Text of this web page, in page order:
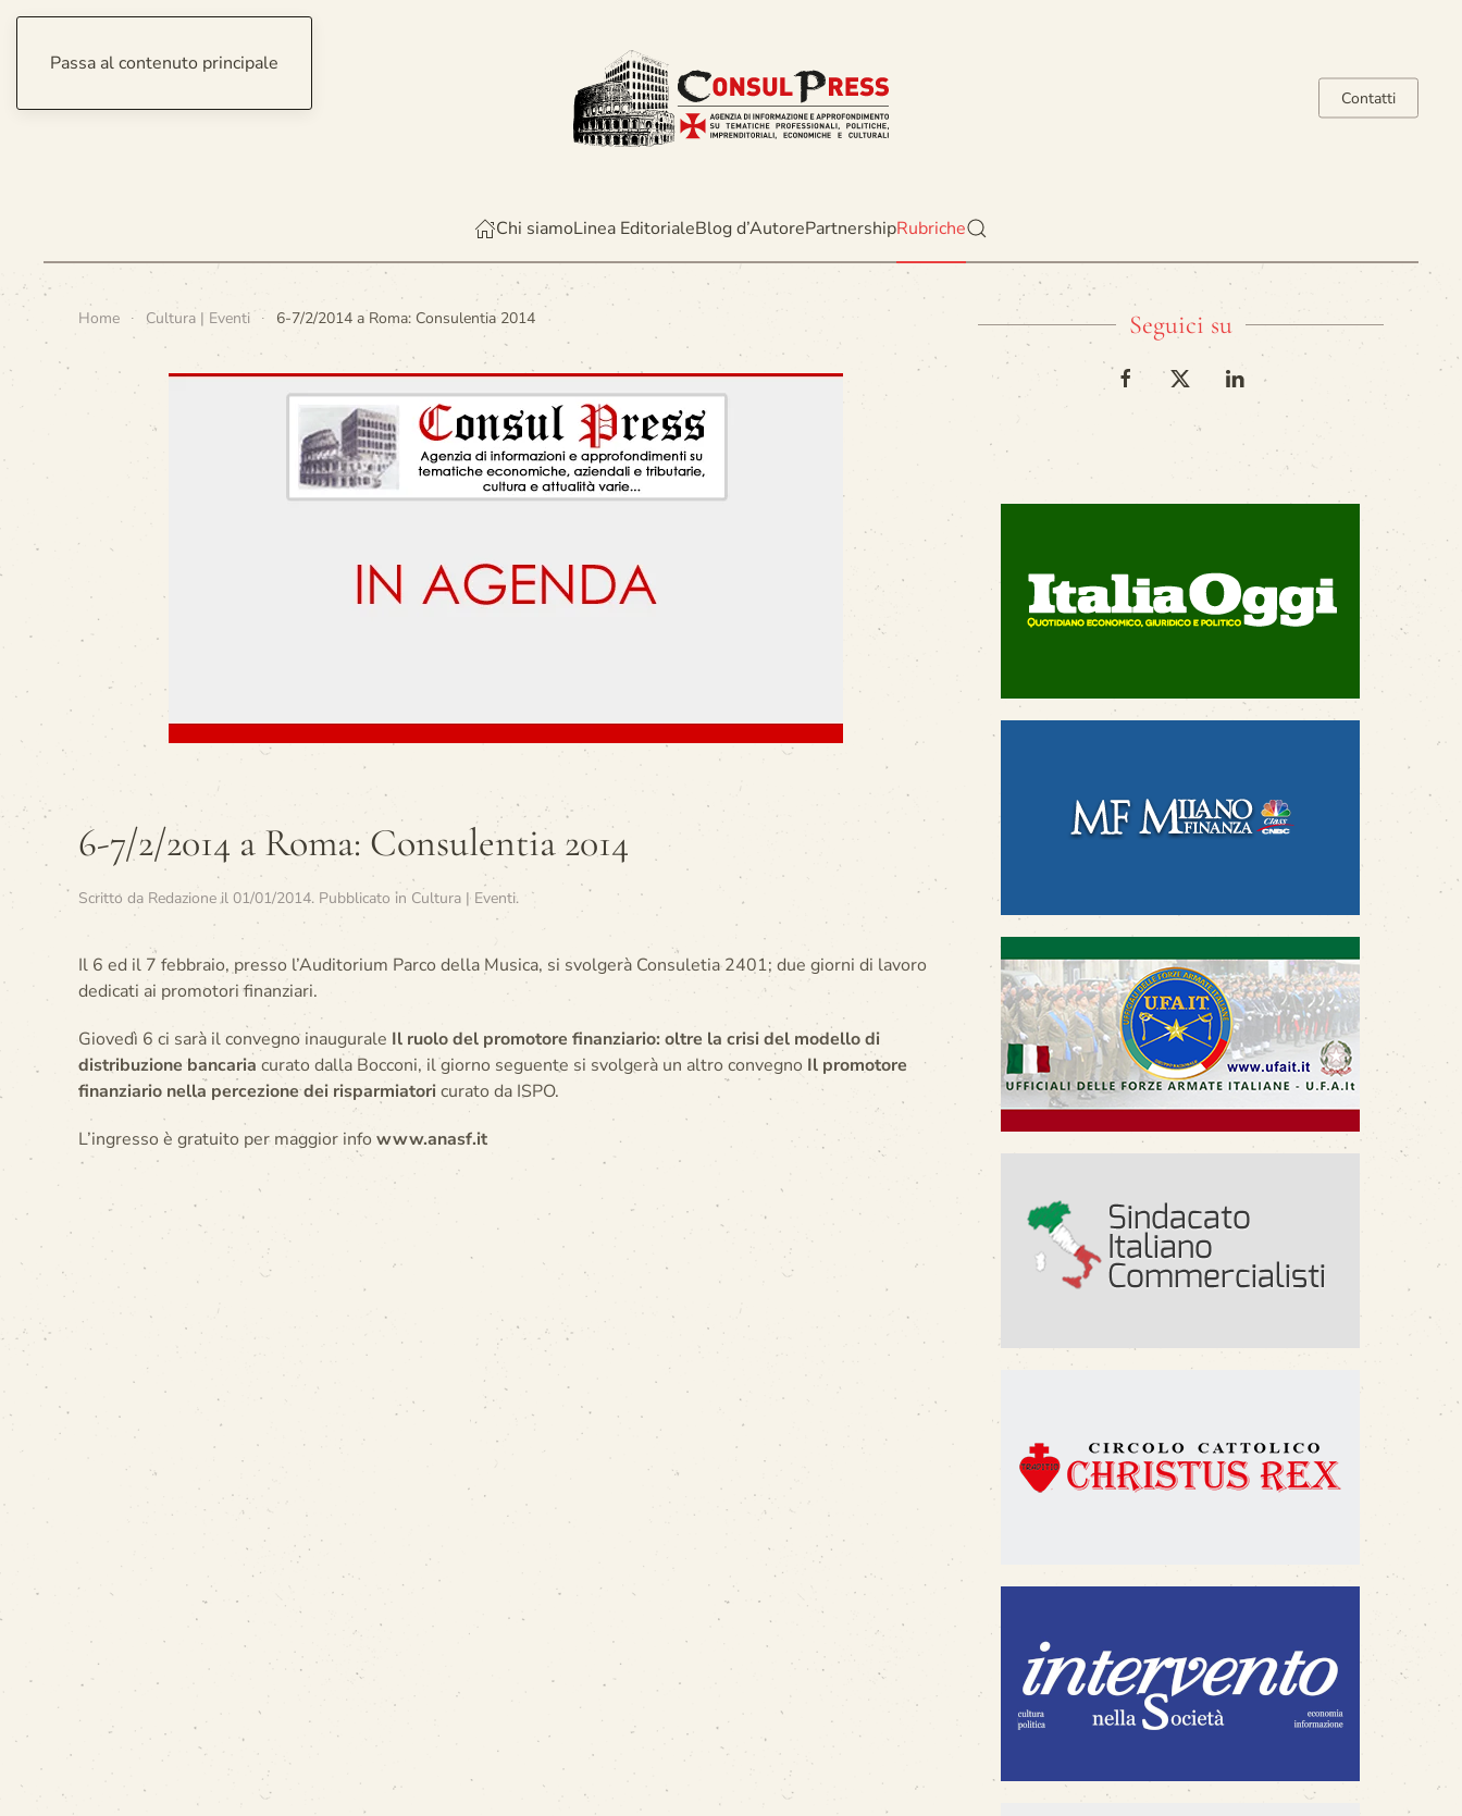
Passa al contenuto principale
Contatti
Chi siamoLinea EditorialeBlog d’AutorePartnershipRubriche
Home Cultura | Eventi 6-7/2/2014 a Roma: Consulentia 2014
6-7/2/2014 a Roma: Consulentia 2014
Scritto da Redazioneil 01/01/2014. Pubblicato in Cultura | Eventi.
Il 6 ed il 7 febbraio, presso l’Auditorium Parco della Musica, si svolgerà Consuletia 2401; due giorni di lavoro
dedicati ai promotori finanziari.
Giovedì 6 ci sarà il convegno inaugurale Il ruolo del promotore finanziario: oltre la crisi del modello di
distribuzione bancaria curato dalla Bocconi, il giorno seguente si svolgerà un altro convegno Il promotore
finanziario nella percezione dei risparmiatoricurato da ISPO.
L’ingresso è gratuito per maggior info www.anasf.it
Seguici su